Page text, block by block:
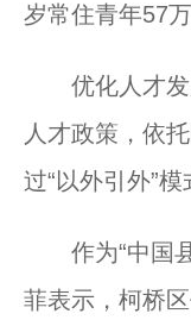
岁常住青年57
优化人才发
人才政策，依
过“以外引外”
作为“中国县
菲表示，柯桥